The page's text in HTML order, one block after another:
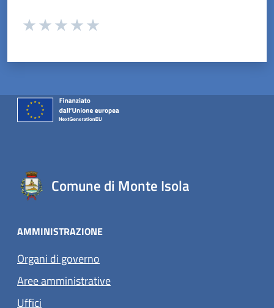
Valuta da 1 a 5 stelle la pagina
Comune di Monte Isola
AMMINISTRAZIONE
Organi di governo
Aree amministrative
Uffici